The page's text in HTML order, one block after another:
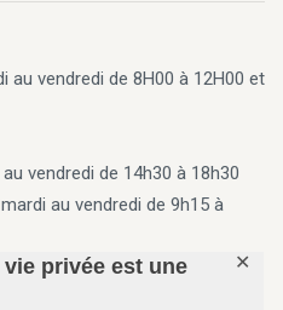
privée est une
✕
au vendredi de 8H00 à 12H00 et
vendredi de 14h30 à 18h30
au vendredi de 9h15 à
horaires ci-dessus